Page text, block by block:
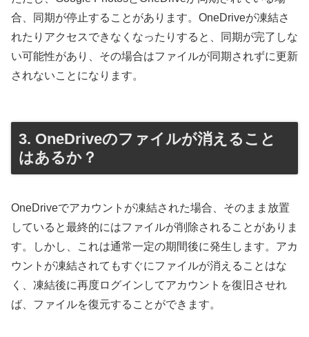
合、同期が停止することがあります。OneDriveが凍結さ
れたりアクセスできなくなったりすると、同期が完了しな
い可能性があり、その場合はファイルが同期されずに更新
されないことになります。
3. OneDriveのファイルが消えること
はあるか？
OneDriveでアカウントが凍結された場合、そのまま放置
していると最終的にはファイルが削除されることがありま
す。しかし、これは通常一定の期間後に発生します。アカ
ウントが凍結されてもすぐにファイルが消えることはな
く、凍結後に再度ログインしてアカウントを復旧させれ
ば、ファイルを復元することができます。